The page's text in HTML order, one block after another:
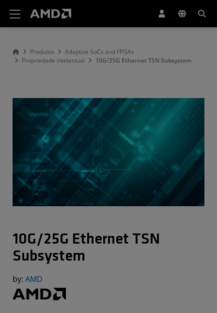
Produtos
Adaptive SoCs and FPGAs
Propriedade intelectual
10G/25G Ethernet TSN Subsystem
10G/25G Ethernet TSN
Subsystem
by: AMD